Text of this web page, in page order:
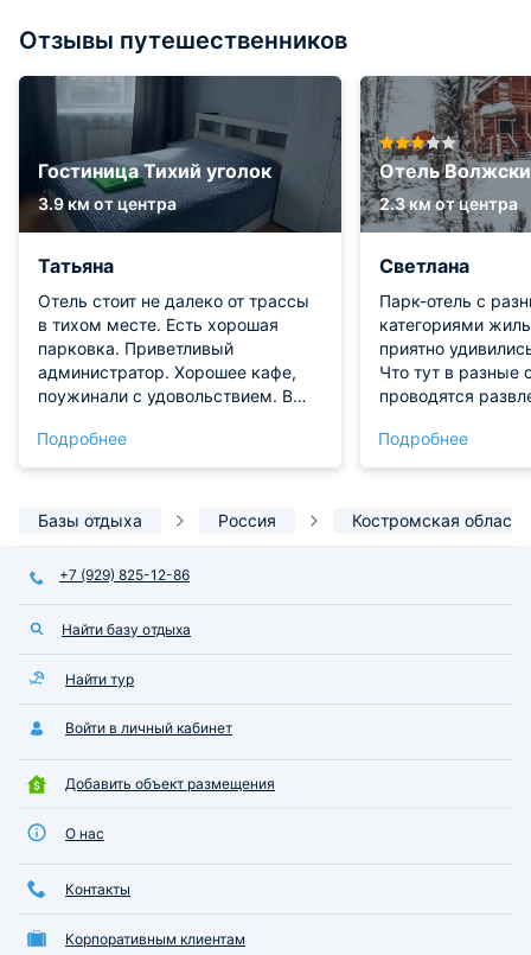
Отзывы путешественников
Гостиница Тихий уголок
3.9 км от центра
Татьяна
Отель стоит не далеко от трассы
в тихом месте. Есть хорошая
парковка. Приветливый
администратор. Хорошее кафе,
поужинали с удовольствием. В
не новая, но она чистая. Кровать
удобная. Сантехника блестит. Мы
Подробнее
Отель
2.3 км от центра
Светлана
Парк-отель с
категориями
приятно
Что тут в разные
проводятся
лыжах и
можно брать
анимация и
Подробнее
Базы отдыха Россия Костромская область
+7 (929) 825-12-86
Найти базу отдыха
Найти тур
Войти в личный кабинет
Добавить объект размещения
О нас
Контакты
Корпоративным клиентам